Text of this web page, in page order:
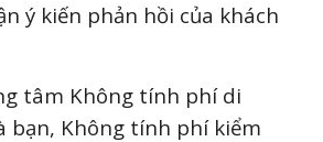
ý kiến phản hồi của khách
tâm Không tính phí di
bạn, Không tính phí kiểm